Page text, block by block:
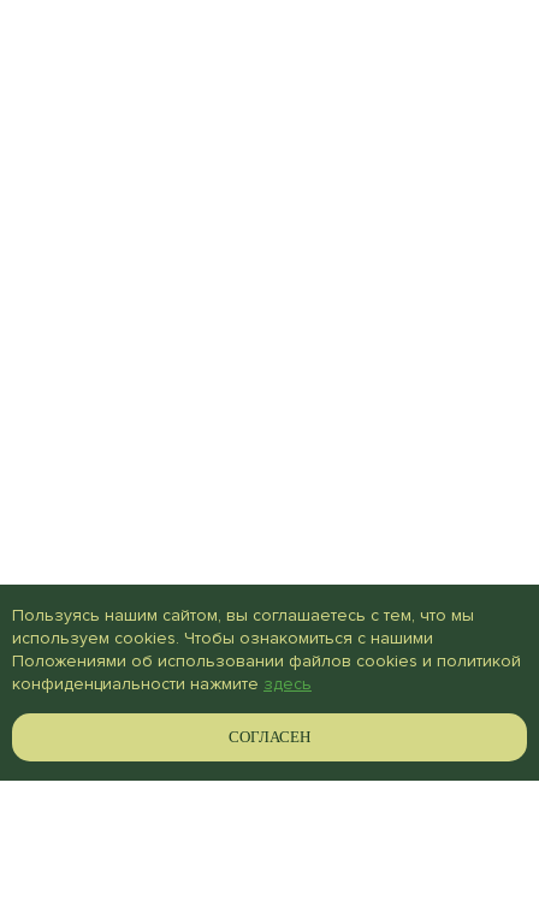
Пользуясь нашим сайтом, вы соглашаетесь с тем, что мы
используем cookies. Чтобы ознакомиться с нашими
Положениями об использовании файлов cookies и политикой
конфиденциальности нажмите здесь
СОГЛАСЕН